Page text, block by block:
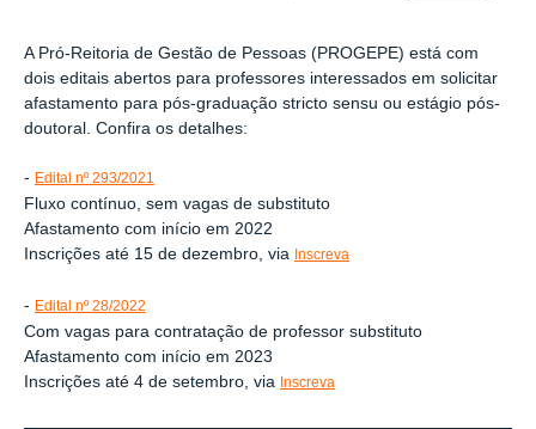
A Pró-Reitoria de Gestão de Pessoas (PROGEPE) está com
dois editais abertos para professores interessados em solicitar
afastamento para pós-graduação stricto sensu ou estágio pós-
doutoral. Confira os detalhes:
- Edital nº 293/2021
Fluxo contínuo, sem vagas de substituto
Afastamento com início em 2022
Inscrições até 15 de dezembro, via Inscreva
- Edital nº 28/2022
Com vagas para contratação de professor substituto
Afastamento com início em 2023
Inscrições até 4 de setembro, via Inscreva